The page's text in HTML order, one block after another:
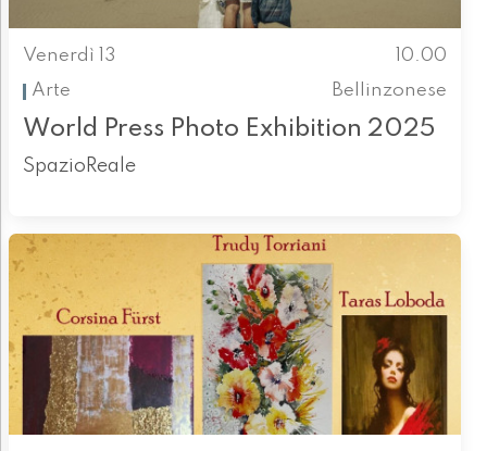
Venerdì 13
10.00
Arte
Bellinzonese
World Press Photo Exhibition 2025
SpazioReale